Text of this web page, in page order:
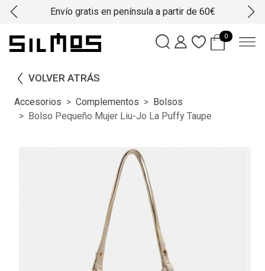
Envío gratis en península a partir de 60€
0
VOLVER ATRÁS
Accesorios Complementos
Bolsos
Bolso Pequeño Mujer Liu-Jo La Puffy Taupe